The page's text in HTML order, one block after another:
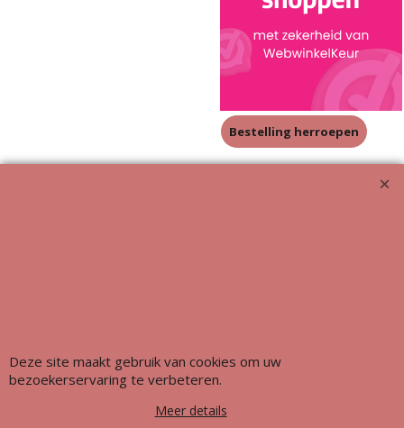
Bestelling herroepen
Deze site maakt gebruik van cookies om uw
bezoekerservaring te verbeteren.
Meer details